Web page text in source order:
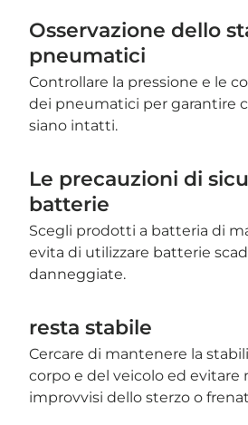
Osservazione dello
pneumatici
Controllare la pressione e le
dei pneumatici per garantire
siano intatti.
Le precauzioni di
batterie
Scegli prodotti a batteria di
evita di utilizzare batterie
danneggiate.
resta stabile
Cercare di mantenere la
corpo e del veicolo ed evitare
improvvisi dello sterzo o